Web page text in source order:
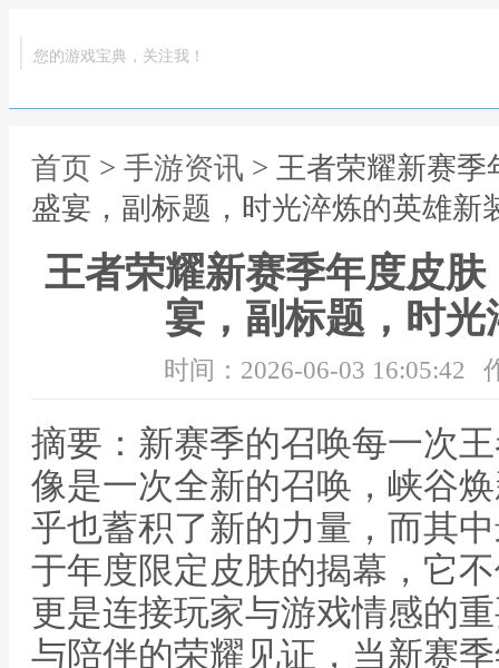
您的游戏宝典，关注我！
首页 > 手游资讯 > 王者荣耀新赛
盛宴，副标题，时光淬炼的英雄新
王者荣耀新赛季年度皮
宴，副标题，时
时间：2026-06-03 16:05:42
摘要：新赛季的召唤每一次
像是一次全新的召唤，峡谷
乎也蓄积了新的力量，而其
于年度限定皮肤的揭幕，它
更是连接玩家与游戏情感的
与陪伴的荣耀见证，当新赛